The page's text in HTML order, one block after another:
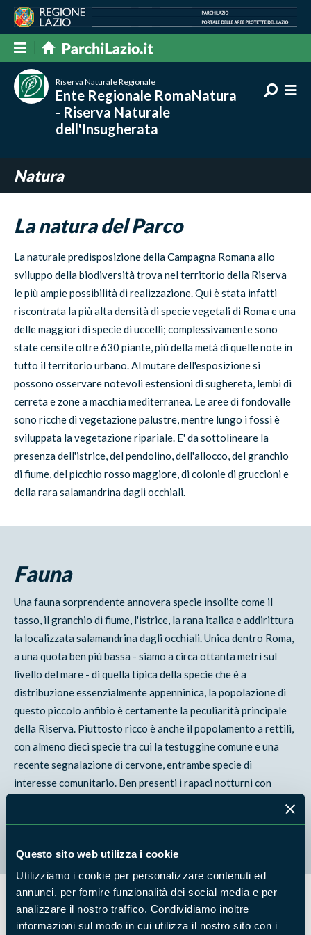
Questo sito web utilizza i cookie
Utilizziamo i cookie per personalizzare contenuti ed
annunci, per fornire funzionalità dei social media e per
analizzare il nostro traffico. Condividiamo inoltre
informazioni sul modo in cui utilizza il nostro sito con i
Riserva Naturale Regionale
Ente Regionale RomaNatura
- Riserva Naturale
dell'Insugherata
Natura
La natura del Parco
La naturale predisposizione della Campagna Romana allo
sviluppo della biodiversità trova nel territorio della Riserva
le più ampie possibilità di realizzazione. Qui è stata infatti
riscontrata la più alta densità di specie vegetali di Roma e una
delle maggiori di specie di uccelli; complessivamente sono
state censite oltre 630 piante, più della metà di quelle note in
tutto il territorio urbano. Al mutare dell'esposizione si
possono osservare notevoli estensioni di sughereta, lembi di
cerreta e zone a macchia mediterranea. Le aree di fondovalle
sono ricche di vegetazione palustre, mentre lungo i fossi è
sviluppata la vegetazione ripariale. E' da sottolineare la
presenza dell'istrice, del pendolino, dell'allocco, del granchio
di fiume, del picchio rosso maggiore, di colonie di gruccioni e
della rara salamandrina dagli occhiali.
Fauna
Una fauna sorprendente annovera specie insolite come il
tasso, il granchio di fiume, l'istrice, la rana italica e addirittura
la localizzata salamandrina dagli occhiali. Unica dentro Roma,
a una quota ben più bassa - siamo a circa ottanta metri sul
livello del mare - di quella tipica della specie che è a
distribuzione essenzialmente appenninica, la popolazione di
questo piccolo anfibio è certamente la peculiarità principale
della Riserva. Piuttosto ricco è anche il popolamento a rettili,
con almeno dieci specie tra cui la testuggine comune e una
recente segnalazione di cervone, entrambe specie di
interesse comunitario. Ben presenti i rapaci notturni con
Flora